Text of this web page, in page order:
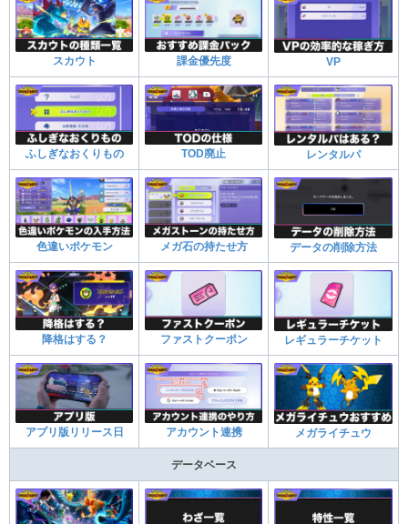
スカウト 課金優先度 VP
ふしぎなおくりもの TOD廃止 レンタルパ
色違いポケモン メガ石の持たせ方 データの削除方法
降格はする？ ファストクーポン レギュラーチケット
アプリ版リリース日 アカウント連携 メガライチュウ
データベース